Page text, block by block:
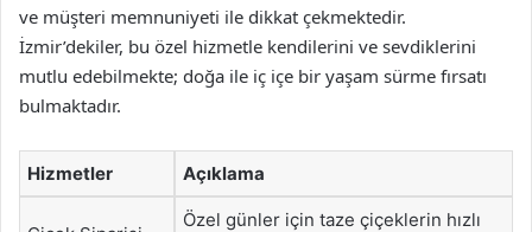
ve müşteri memnuniyeti ile dikkat çekmektedir.
İzmir’dekiler, bu özel hizmetle kendilerini ve sevdiklerini
mutlu edebilmekte; doğa ile iç içe bir yaşam sürme fırsatı
bulmaktadır.
Hizmetler Açıklama
Özel günler için taze çiçeklerin hızlı